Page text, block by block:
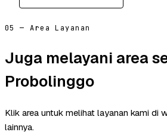
05 — Area Layanan
Juga melayani area
Probolinggo
Klik area untuk melihat layanan kami di
lainnya.